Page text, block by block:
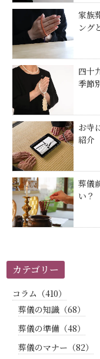
家族
ング
四十
季節
お寺
紹介
葬儀
い？
カテゴリー
コラム（410）
葬儀の知識（68）
葬儀の準備（48）
葬儀のマナー（82）